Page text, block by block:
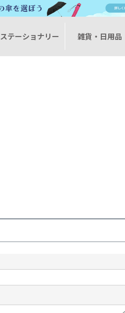
ステーショナリー 雑貨・日用品